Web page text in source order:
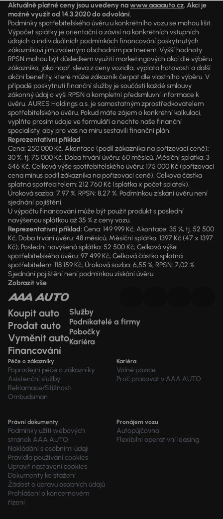
Aktuálně platné ceny jsou uvedeny nawww.aaaauto.cz. Akci je
možné využít od 14.3.2020 do odvolání.
Podmínky spotřebitelského úvěru u konkrétního vozu se mohou lišit.
Výpočet splátky je orientační a závisí na konkrétních vstupních
údajích a individuálních podmínkách financování poskytnutých
zákazníkovi jim zvoleným obchodním partnerem. Vyšší hodnoty
RPSN mohou být důsledkem využití marketingových akcí dle výběru
zákazníka, jako např. sleva z ceny vozidla, výplata hotovosti a další
akční benefity, které může zákazník čerpat dle vlastního výběru. V
případě poskytnutí finanční služby je součástí každé smlouvy
zákonný údaj o výši RPSN a kompletní předsmluvní informace k
úvěru. AURES Holdings a.s. je samostatným zprostředkovatelem
spotřebitelského úvěru. Pokud máte zájem o konkrétní kalkulaci,
vyplňte prosím údaje ve formuláři a nechte naše finanční
specialisty, aby pro vás na míru sestavili finanční plán.
Reprezentativní příklad
Cena: 250 000 Kč, Akontace (podíl zákazníka na pořizovací ceně):
30 %, tj. 75 000 Kč, Doba trvání úvěru: 60 měsíců, Měsíční splátka: 3
546 Kč, Celková výše spotřebitelského úvěru: 175 000 Kč (pořizovací
cena mínus podíl zákazníka na pořizovací ceně), Celková částka
splatná spotřebitelem: 212 760 Kč (splátka x počet splátek),
Úroková sazba: 7,97 %, RPSN: 8,27 %. Podmínkou získání úvěru není
sjednání pojištění.
U výpočtu financování může být použit produkt s poslední
navýšenou splátkou až 35 % z ceny vozu.
Reprezentativní příklad:Cena: 149 999 Kč; Akontace: 35 %, tj. 52 500
Kč; Doba trvání úvěru: 48 měsíců; Měsíční splátka: 1397 Kč (47 x 1397
Kč); Poslední navýšená splátka: 52 500 Kč; Celková výše
spotřebitelského úvěru: 97 499 Kč; Celková částka splatná
spotřebitelem: 118 159 Kč; Úroková sazba: 6,55 %; RPSN: 7,02 %.
Sjednání pojištění není podmínkou získání úvěru.
Zobrazit vše
Koupit auto
Prodat auto
Vyměnit auto
Financování
Služby
Podnikatelé a firmy
Pobočky
Kariéra
Péče o zákazníky
Poprodejní péče o zákazníky
Asistenční služby
Reklamace/Stížnosti
Ombudsman
Kariéra
Volné pozice
Proč pracovat v AAA AUTO
Právní dokumenty
Podmínky užití webových
stránek AAA AUTO
Nakládání s osobními údaji
Pravidla používání cookies
Upravit nastavení cookies
Dokumenty ke stažení
Žádost o úpravu osobních údajů
Prohlášení o koncernovém
řízení
Pronájem vozu
Autopůjčovna
Flexibilní operativní leasing